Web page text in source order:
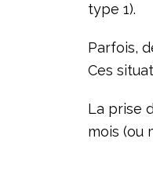
type 1).
Parfois,
Ces
La prise
mois (ou